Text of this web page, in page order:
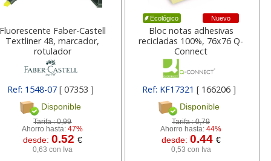
Fluorescente Faber-Castell
Textliner 48, marcador,
rotulador
Ref: 1548-07[ 07353 ]
Disponible
Tarifa :0,99
Ahorro hasta:47%
desde: 0.52 €
0,63 con Iva
Ecológico Nuevo
Bloc notas adhesivas
recicladas 100%, 76x76 Q-
Connect
Ref: KF17321 [ 166206 ]
Disponible
Tarifa :0,79
Ahorro hasta: 44%
desde: 0.44 €
0,53 con Iva
desde: desde:1,75
2,12 con Iva